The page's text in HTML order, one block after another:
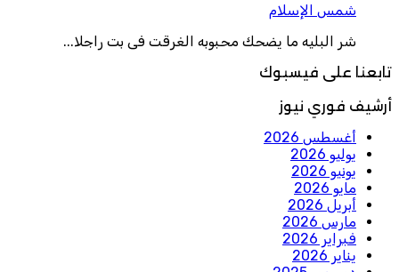
شمس الإسلام
شر البليه ما يضحك محبوبه الغرقت فى بت راجلا...
تابعنا على فيسبوك
أرشيف فوري نيوز
أغسطس 2026
يوليو 2026
يونيو 2026
مايو 2026
أبريل 2026
مارس 2026
فبراير 2026
يناير 2026